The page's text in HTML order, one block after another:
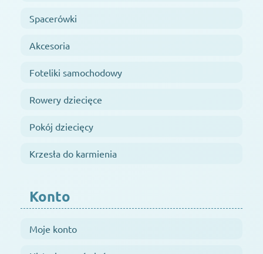
Spacerówki
Akcesoria
Foteliki samochodowy
Rowery dziecięce
Pokój dziecięcy
Krzesła do karmienia
Konto
Moje konto